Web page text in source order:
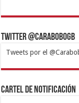
Twitter @CaraboboGB
Tweets por el
1xbetBetturkeyBetist
https://mvbcasino.com/
Cartel de Notificación